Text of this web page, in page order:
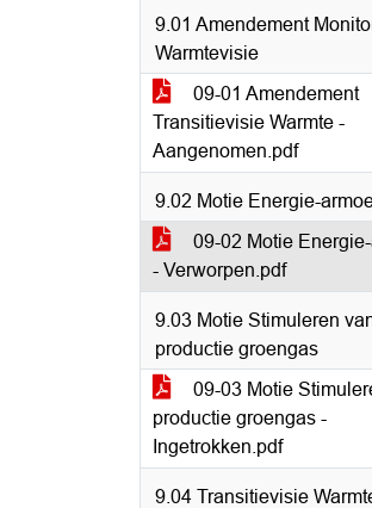
9.01 Amendement
Warmtevisie
09-01 Amendement
Transitievisie Warmte -
Aangenomen.pdf
9.02 Motie Energie-
09-02 Motie
- Verworpen.pdf
9.03 Motie Stimuleren
productie groengas
09-03 Motie
productie groengas -
Ingetrokken.pdf
9.04 Transitievisie